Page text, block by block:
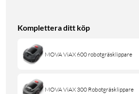
Komplettera ditt köp
MOVA ViAX 600 robotgräsklippare
MOVA ViAX 300 Robotgräsklippare